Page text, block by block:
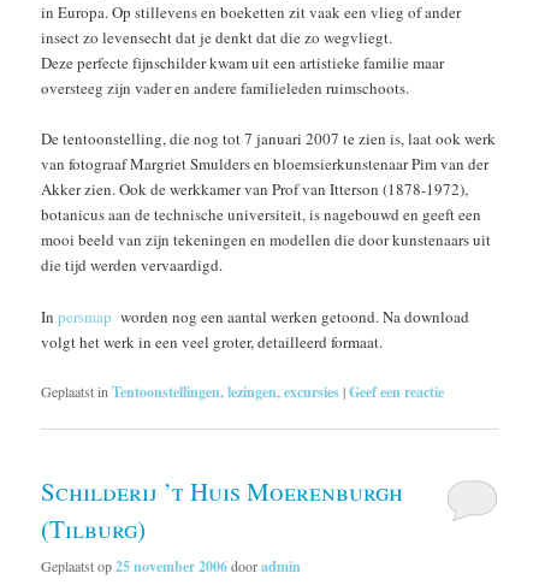
in Europa. Op stillevens en boeketten zit vaak een vlieg of ander
insect zo levensecht dat je denkt dat die zo wegvliegt.
Deze perfecte fijnschilder kwam uit een artistieke familie maar
oversteeg zijn vader en andere familieleden ruimschoots.
De tentoonstelling, die nog tot 7 januari 2007 te zien is, laat ook werk
van fotograaf Margriet Smulders en bloemsierkunstenaar Pim van der
Akker zien. Ook de werkkamer van Prof van Itterson (1878-1972),
botanicus aan de technische universiteit, is nagebouwd en geeft een
mooi beeld van zijn tekeningen en modellen die door kunstenaars uit
die tijd werden vervaardigd.
Inpersmap worden nog een aantal werken getoond. Na download
volgt het werk in een veel groter, detailleerd formaat.
Geplaatst in Tentoonstellingen, lezingen, excursies|Geef een reactie
Schilderij ’t Huis Moerenburgh
(Tilburg)
Geplaatst op25 november 2006dooradmin